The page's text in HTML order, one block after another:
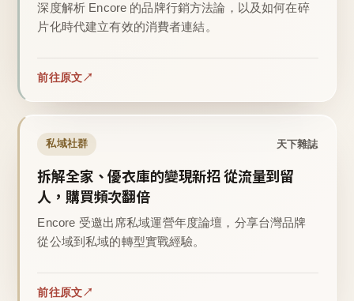
深度解析 Encore 的品牌行銷方法論，以及如何在碎
片化時代建立有效的消費者連結。
前往原文
私域社群 天下雜誌
拆解全家、優衣庫的變現新招 從流量到留
人，購買頻次翻倍
Encore 受邀出席私域運營年度論壇，分享台灣品牌
從公域到私域的轉型實戰經驗。
前往原文